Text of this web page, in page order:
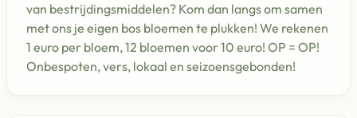
van bestrijdingsmiddelen? Kom dan langs om samen
met ons je eigen bos bloemen te plukken! We rekenen
1 euro per bloem, 12 bloemen voor 10 euro! OP = OP!
Onbespoten, vers, lokaal en seizoensgebonden!